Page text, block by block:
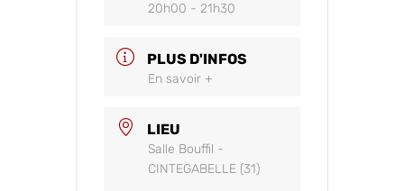
20h00 - 21h30
PLUS D'INFOS
En savoir +
LIEU
Salle Bouffil -
CINTEGABELLE (31)